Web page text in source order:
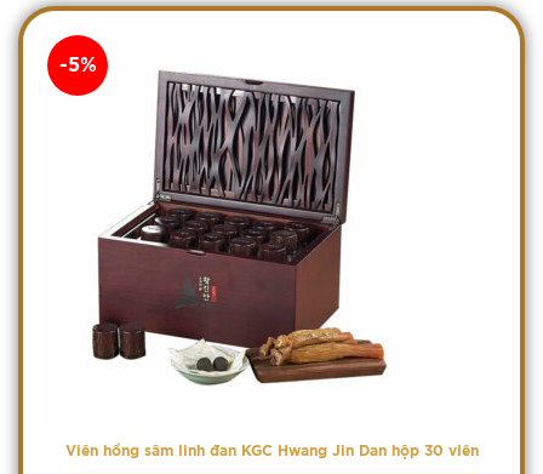
Viên hồng sâm linh đan KGC Hwang Jin Dan hộp 30 viên
-5%